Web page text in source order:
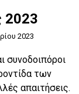
2023
2023
συνοδοιπόροι
των
απαιτήσεις.